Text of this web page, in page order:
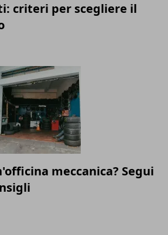
criteri per scegliere il
meccanica? Segui